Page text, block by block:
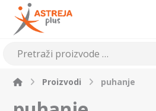
Proizvodi puhanje